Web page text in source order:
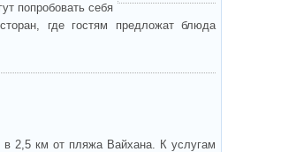
попробовать себя
где гостям предложат блюда
2,5 км от пляжа Вайхана. К услугам